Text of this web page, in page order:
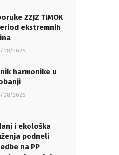
ZZJZ TIMOK
ekstremnih
08/2026
harmonike u
08/2026
i ekološka
podneli
na PP